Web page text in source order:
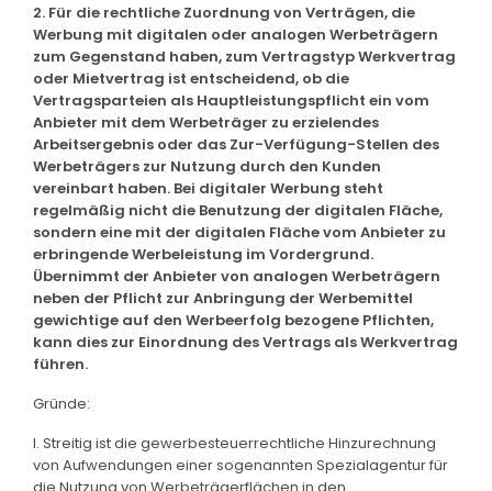
2. Für die rechtliche Zuordnung von Verträgen, die
Werbung mit digitalen oder analogen Werbeträgern
zum Gegenstand haben, zum Vertragstyp Werkvertrag
oder Mietvertrag ist entscheidend, ob die
Vertragsparteien als Hauptleistungspflicht ein vom
Anbieter mit dem Werbeträger zu erzielendes
Arbeitsergebnis oder das Zur-Verfügung-Stellen des
Werbeträgers zur Nutzung durch den Kunden
vereinbart haben. Bei digitaler Werbung steht
regelmäßig nicht die Benutzung der digitalen Fläche,
sondern eine mit der digitalen Fläche vom Anbieter zu
erbringende Werbeleistung im Vordergrund.
Übernimmt der Anbieter von analogen Werbeträgern
neben der Pflicht zur Anbringung der Werbemittel
gewichtige auf den Werbeerfolg bezogene Pflichten,
kann dies zur Einordnung des Vertrags als Werkvertrag
führen.
Gründe:
I. Streitig ist die gewerbesteuerrechtliche Hinzurechnung
von Aufwendungen einer sogenannten Spezialagentur für